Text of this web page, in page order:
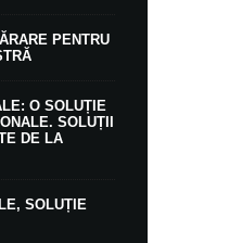
PENTRU
O SOLUȚIE
SOLUȚII
DE LA
SOLUȚIE